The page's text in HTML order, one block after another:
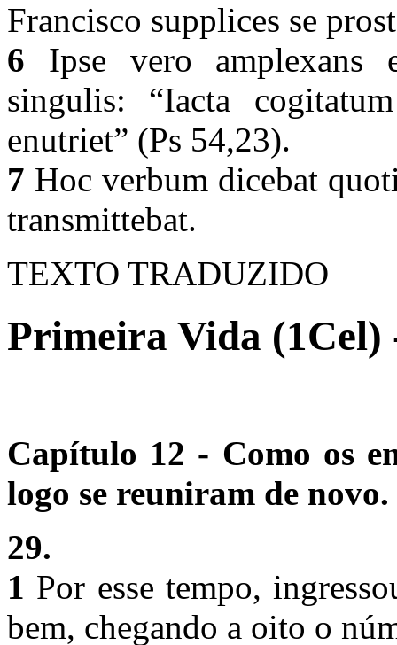
Francisco supplices se
6 Ipse vero amplexans
singulis: “Iacta
enutriet” (Ps 54,23).
7 Hoc verbum dicebat
transmittebat.
TEXTO TRADUZIDO
Primeira Vida (1Cel)
Capítulo 12 - Como os
logo se reuniram de novo.
29.
1 Por esse tempo,
bem, chegando a oito o